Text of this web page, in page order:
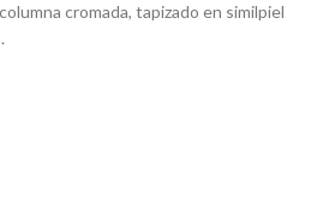
cromada, tapizado en similpiel